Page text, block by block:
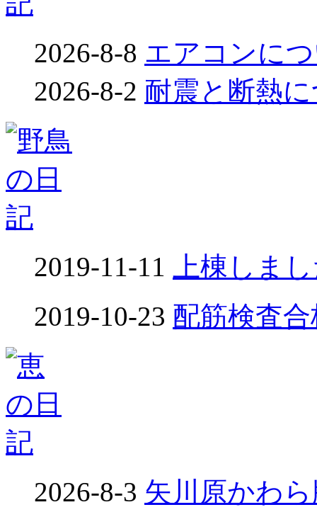
2026-8-8 エアコンに
2026-8-2 耐震と断熱
2019-11-11
上棟しま
2019-10-23 配筋検査
2026-8-3 矢川原かわ